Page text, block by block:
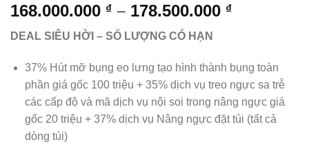
168.000.000 ₫ – 178.500.000 ₫Khoảng
đến
DEAL SIÊU HỜI – SỐ LƯỢNG CÓ HẠN
37% Hút mỡ bụng eo lưng tạo hình thành bụng toàn
phần giá gốc 100 triệu + 35% dịch vụ treo ngực sa trễ
các cấp độ và mã dịch vụ nội soi trong nâng ngực giá
gốc 20 triệu + 37% dịch vụ Nâng ngực đặt túi (tất cả
dòng túi)